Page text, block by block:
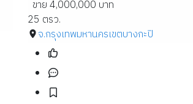
ขาย 4,000,000 บาท
25 ตรว.
จ.กรุงเทพมหานครเขตบางกะปิ